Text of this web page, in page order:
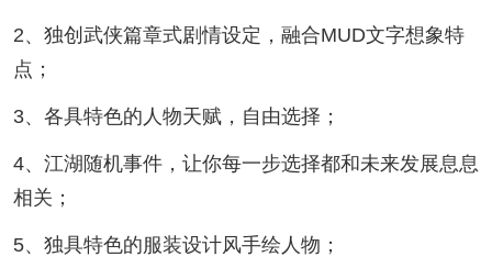
2、独创武侠篇章式剧情设定，融合MUD文字想象特
点；
3、各具特色的人物天赋，自由选择；
4、江湖随机事件，让你每一步选择都和未来发展息息
相关；
5、独具特色的服装设计风手绘人物；